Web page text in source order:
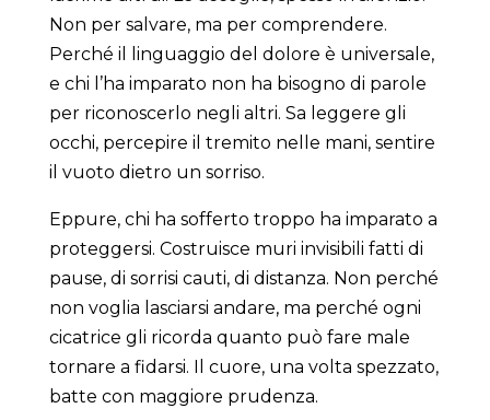
Non per salvare, ma per comprendere.
Perché il linguaggio del dolore è universale,
e chi l’ha imparato non ha bisogno di parole
per riconoscerlo negli altri. Sa leggere gli
occhi, percepire il tremito nelle mani, sentire
il vuoto dietro un sorriso.
Eppure, chi ha sofferto troppo ha imparato a
proteggersi. Costruisce muri invisibili fatti di
pause, di sorrisi cauti, di distanza. Non perché
non voglia lasciarsi andare, ma perché ogni
cicatrice gli ricorda quanto può fare male
tornare a fidarsi. Il cuore, una volta spezzato,
batte con maggiore prudenza.